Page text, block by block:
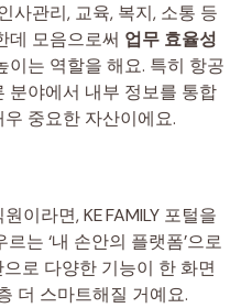
사관리, 교육, 복지, 소통 등
데 모음으로써 업무 효율성
이는 역할을 해요. 특히 항공
분야에서 내부 정보를 통합
중요한 자산이에요.
이라면, KE FAMILY 포털을
는 ‘내 손안의 플랫폼’으로
로 다양한 기능이 한 화면
더 스마트해질 거예요.